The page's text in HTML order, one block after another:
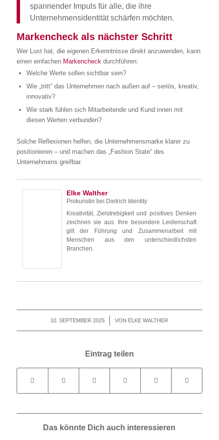
spannender Impuls für alle, die ihre
Unternehmensidentität schärfen möchten.
Markencheck als nächster Schritt
Wer Lust hat, die eigenen Erkenntnisse direkt anzuwenden, kann
einen einfachen Markencheckdurchführen:
Welche Werte sollen sichtbar sein?
Wie „tritt“ das Unternehmen nach außen auf – seriös, kreativ,
innovativ?
Wie stark fühlen sich Mitarbeitende und Kund:innen mit
diesen Werten verbunden?
Solche Reflexionen helfen, die Unternehmensmarke klarer zu
positionieren – und machen das „Fashion State“ des
Unternehmens greifbar.
Elke Walther
Prokuristin bei Dietrich Identity
Kreativität, Zielstrebigkeit und positives Denken
zeichnen sie aus. Ihre besondere Leidenschaft
gilt der Führung und Zusammenarbeit mit
Menschen aus den unterschiedlichsten
Branchen.
10. SEPTEMBER 2025
/ VON ELKE WALTHER
Eintrag teilen
Das könnte Dich auch interessieren